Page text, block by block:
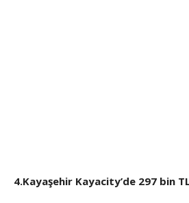
4.Kayaşehir Kayacity’de 297 bin